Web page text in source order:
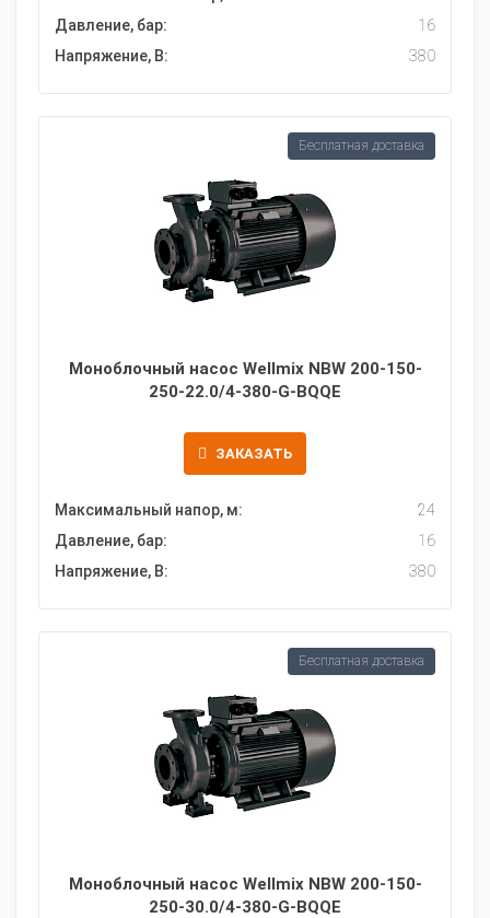
Давление, бар:
16
Напряжение, В:
380
Моноблочный насос Wellmix NBW 200-150-
250-22.0/4-380-G-BQQE
ЗАКАЗАТЬ
Максимальный напор, м:
24
Давление, бар:
16
Напряжение, В:
380
Бесплатная доставка
Моноблочный насос Wellmix NBW 200-150-
250-30.0/4-380-G-BQQE
Бесплатная доставка